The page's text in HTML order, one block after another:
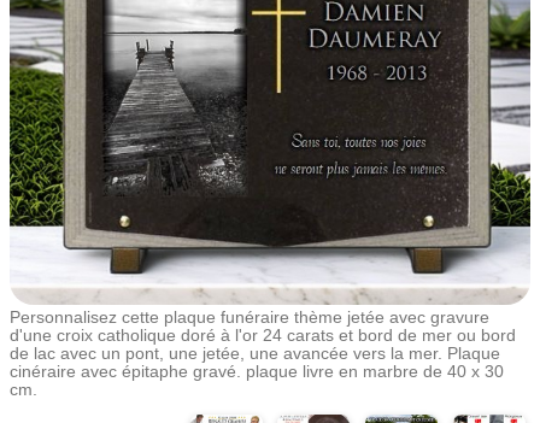
Personnalisez cette plaque funéraire thème jetée avec gravure
d'une croix catholique doré à l'or 24 carats et bord de mer ou bord
de lac avec un pont, une jetée, une avancée vers la mer. Plaque
cinéraire avec épitaphe gravé. plaque livre en marbre de 40 x 30
cm.